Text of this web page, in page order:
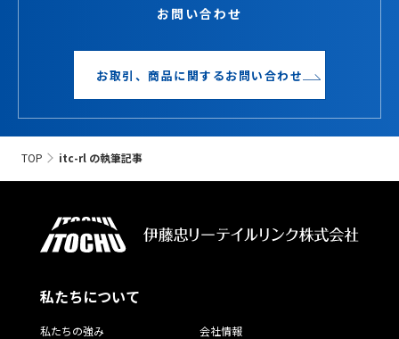
お問い合わせ
お取引、商品に関するお問い合わせ
TOP itc-rl の執筆記事
私たちについて
私たちの強み 会社情報